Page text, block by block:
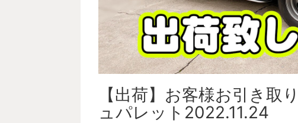
【出荷】お客様お引き取
ュパレット2022.11.24